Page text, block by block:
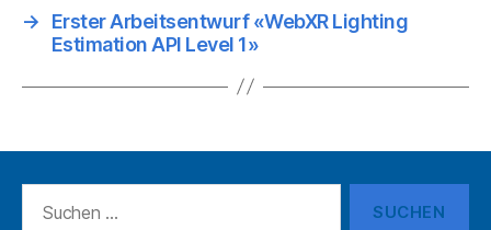
→
Erster Arbeitsentwurf «WebXR Lighting
Estimation API Level 1»
nach: